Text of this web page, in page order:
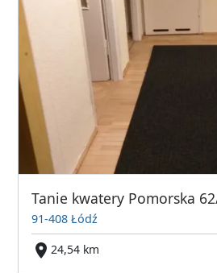
Tanie kwatery Pomorska
91-408 Łódź
24,54 km